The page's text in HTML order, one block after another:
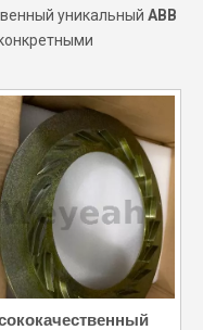
уникальный ABB